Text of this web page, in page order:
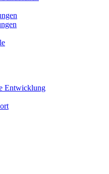
Entwicklung